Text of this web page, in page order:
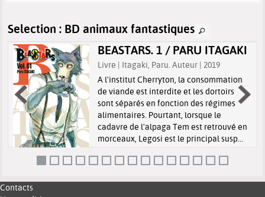
Selection : BD animaux fantastiques
BEASTARS. 1 / PARU ITAGAKI
Livre | Itagaki, Paru. Auteur | 2019
A l'institut Cherryton, la consommation
de viande est interdite et les dortoirs
sont séparés en fonction des régimes
alimentaires. Pourtant, lorsque le
cadavre de l'alpaga Tem est retrouvé en
morceaux, Legosi est le principal susp...
Contacts